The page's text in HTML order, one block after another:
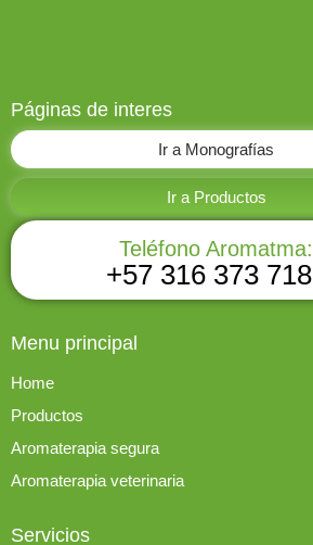
Páginas de interes
Ir a Monografías
Ir a Productos
Teléfono Aromatma:
+57 316 373
Menu principal
Home
Productos
Aromaterapia segura
Aromaterapia veterinaria
Servicios